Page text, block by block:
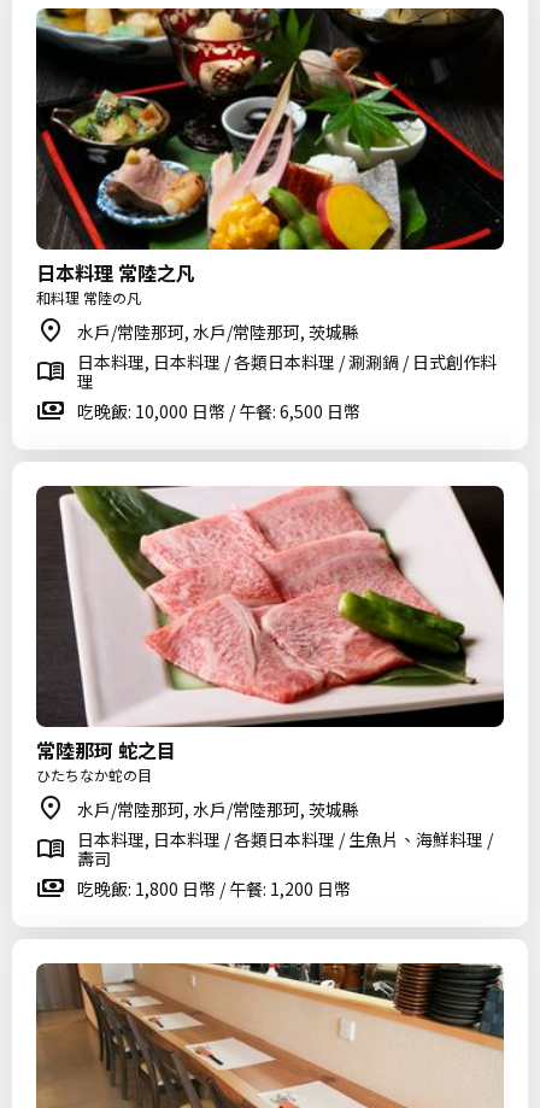
日本料理 常陸之凡
和料理 常陸の凡
水戶/常陸那珂, 水戶/常陸那珂, 茨城縣
日本料理, 日本料理 / 各類日本料理 / 涮涮鍋 / 日式創作料
理
吃晚飯: 10,000 日幣 / 午餐: 6,500 日幣
常陸那珂 蛇之目
ひたちなか蛇の目
水戶/常陸那珂, 水戶/常陸那珂, 茨城縣
日本料理, 日本料理 / 各類日本料理 / 生魚片、海鮮料理 /
壽司
吃晚飯: 1,800 日幣 / 午餐: 1,200 日幣